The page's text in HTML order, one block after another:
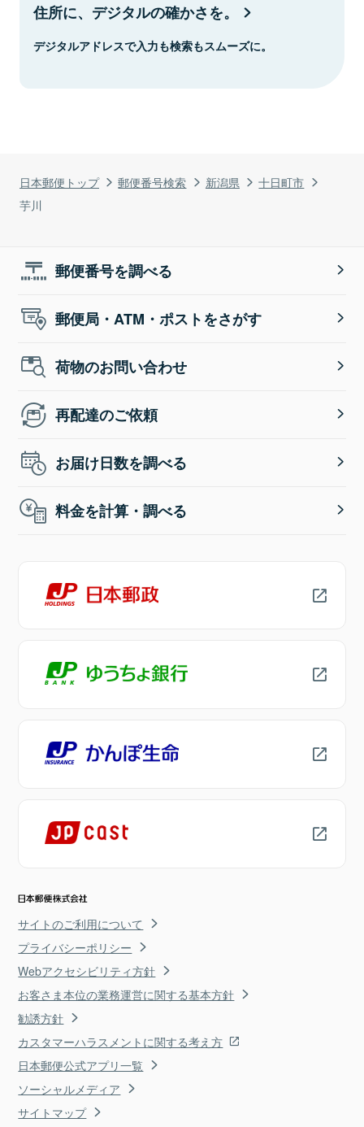
日本郵便トップ 郵便番号検索 新潟県
十日町市
芋川
住所に、デジタルの確かさを。
デジタルアドレスで入力も検索もスムーズに。
郵便番号を調べる
郵便局・ATM・ポストをさがす
荷物のお問い合わせ
再配達のご依頼
お届け日数を調べる
料金を計算・調べる
サイトのご利用について
プライバシーポリシー
Webアクセシビリティ方針
お客さま本位の業務運営に関する基本方針
勧誘方針
カスタマーハラスメントに関する考え方
日本郵便公式アプリ一覧
ソーシャルメディア
サイトマップ